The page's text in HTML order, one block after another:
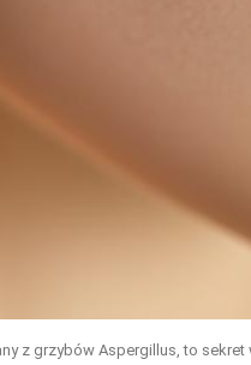
z grzybów Aspergillus, to